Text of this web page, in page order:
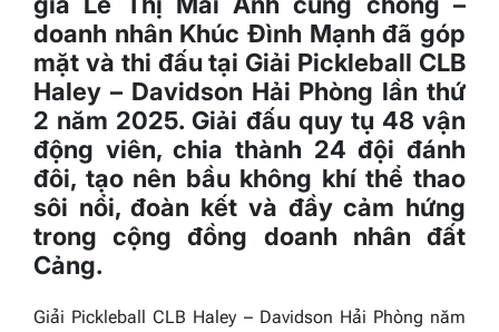
doanh nhân Khúc Đình Mạnh đã góp
mặt và thi đấu tại Giải Pickleball CLB
Haley – Davidson Hải Phòng lần thứ
2 năm 2025. Giải đấu quy tụ 48 vận
động viên, chia thành 24 đội đánh
đôi, tạo nên bầu không khí thể thao
sôi nổi, đoàn kết và đầy cảm hứng
trong cộng đồng doanh nhân đất
Cảng.
Giải Pickleball CLB Haley – Davidson Hải Phòng năm